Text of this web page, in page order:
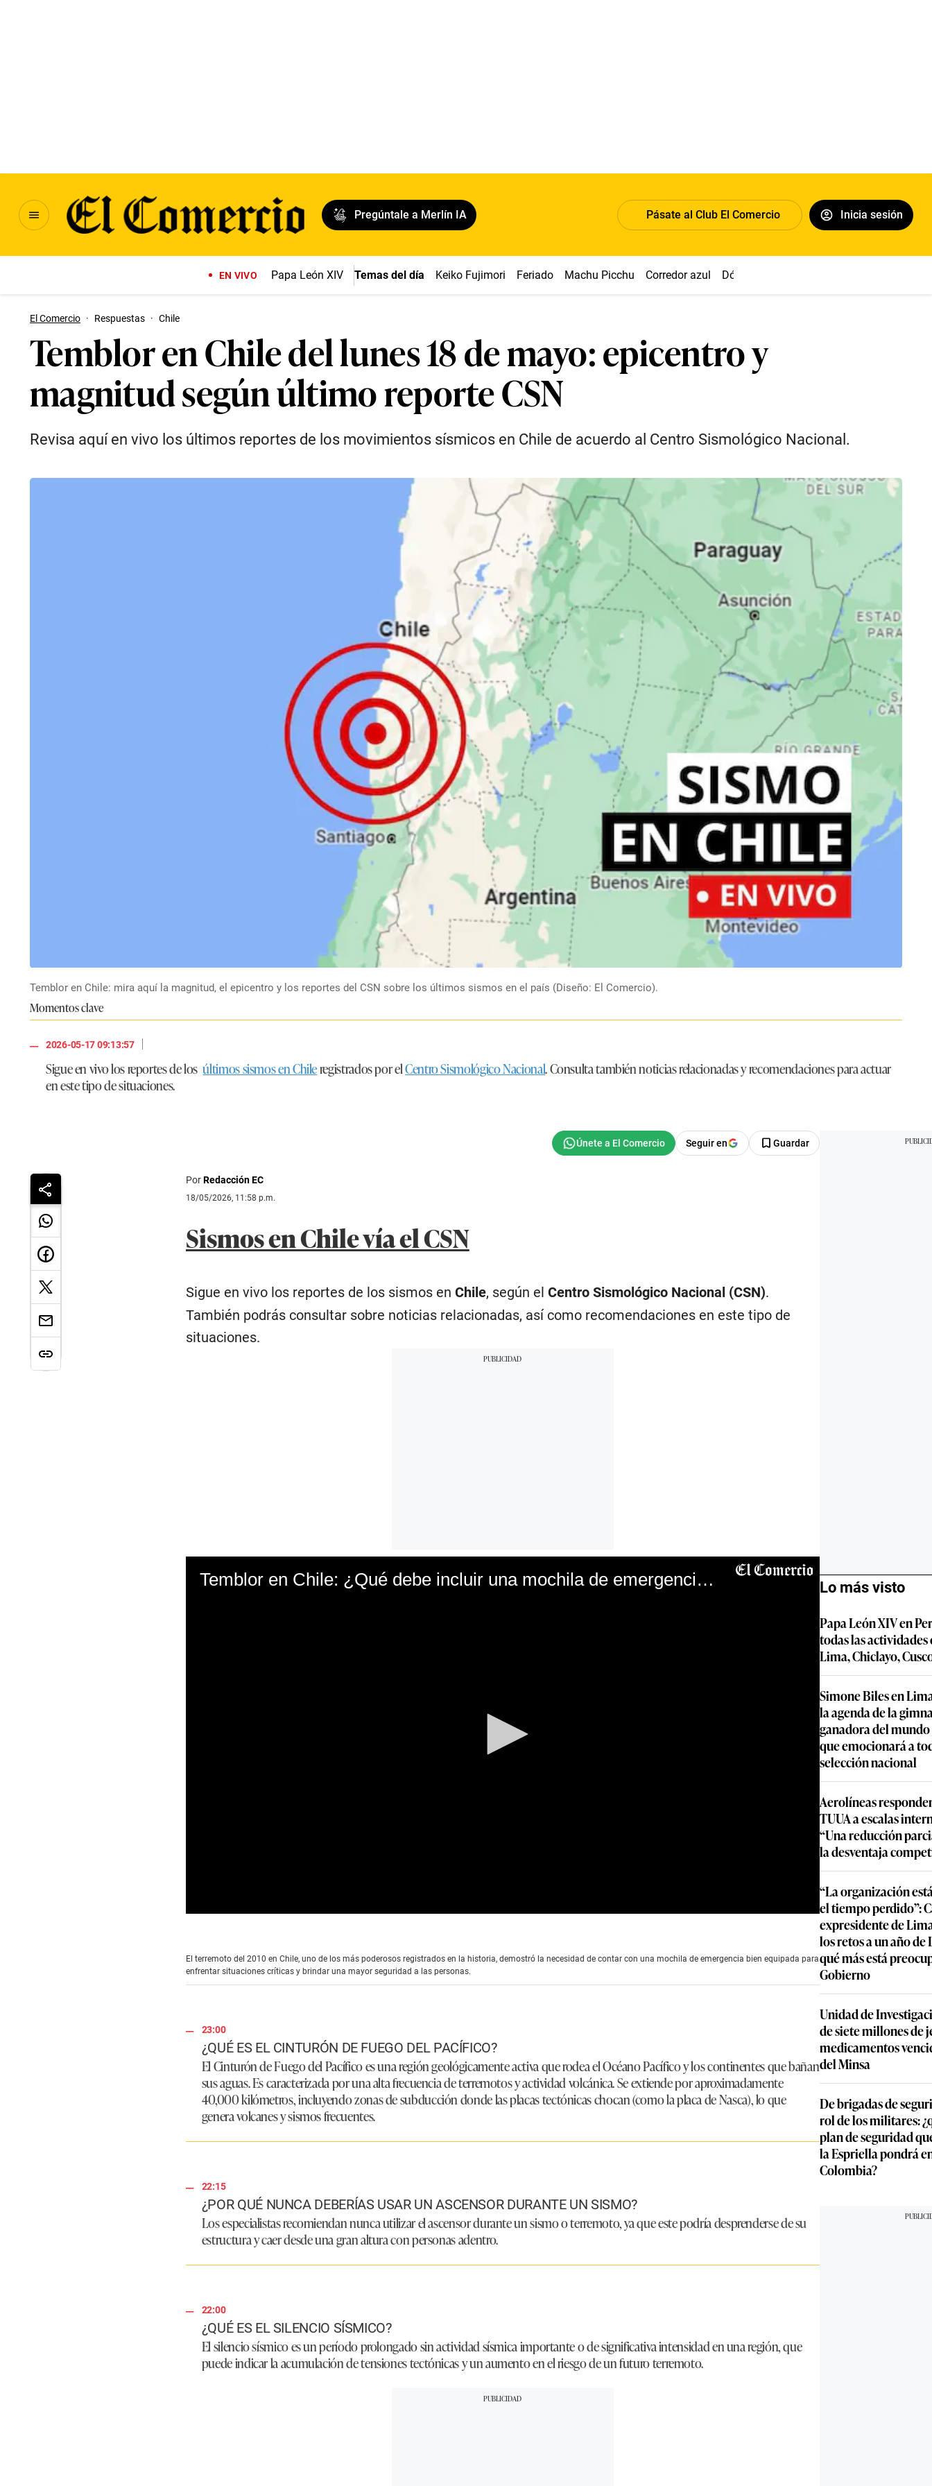
Pregúntale a Merlín IA Pásate al Club El Comercio Inicia sesión
EN VIVO Papa León XIV Temas del día Keiko Fujimori Feriado Machu Picchu Corredor azul Dólar
El Comercio · Respuestas · Chile
Temblor en Chile del lunes 18 de mayo: epicentro y
magnitud según último reporte CSN
Revisa aquí en vivo los últimos reportes de los movimientos sísmicos en Chile de acuerdo al Centro Sismológico Nacional.
Temblor en Chile: mira aquí la magnitud, el epicentro y los reportes del CSN sobre los últimos sismos en el país (Diseño: El Comercio).
Momentos clave
2026-05-17 09:13:57
|
Sigue en vivo los reportes de losúltimos sismos en Chileregistrados por elCentro Sismológico Nacional. Consulta también noticias relacionadas y recomendaciones para actuar
en este tipo de situaciones.
Seguir en Guardar
PorRedacción EC
18/05/2026, 11:58 p.m.
Sismos en Chile vía el CSN
Sigue en vivo los reportes de los sismos en Chile, según el Centro Sismológico Nacional (CSN).
También podrás consultar sobre noticias relacionadas, así como recomendaciones en este tipo de
situaciones.
Temblor en Chile: ¿Qué debe incluir una mochila de emergencia?
o
n
d
3
V
El terremoto del 2010 en Chile, uno de los más poderosos registrados en la historia, demostró la necesidad de contar con una mochila de emergencia bien equipada para
enfrentar situaciones críticas y brindar una mayor seguridad a las personas.
23:00
¿QUÉ ES EL CINTURÓN DE FUEGO DEL PACÍFICO?
El Cinturón de Fuego del Pacífico es una región geológicamente activa que rodea el Océano Pacífico y los continentes que bañan
sus aguas. Es caracterizada por una alta frecuencia de terremotos y actividad volcánica. Se extiende por aproximadamente
40,000 kilómetros, incluyendo zonas de subducción donde las placas tectónicas chocan (como la placa de Nasca), lo que
genera volcanes y sismos frecuentes.
22:15
¿POR QUÉ NUNCA DEBERÍAS USAR UN ASCENSOR DURANTE UN SISMO?
Los especialistas recomiendan nunca utilizar el ascensor durante un sismo o terremoto, ya que este podría desprenderse de su
estructura y caer desde una gran altura con personas adentro.
22:00
¿QUÉ ES EL SILENCIO SÍSMICO?
El silencio sísmico es un período prolongado sin actividad sísmica importante o de significativa intensidad en una región, que
puede indicar la acumulación de tensiones tectónicas y un aumento en el riesgo de un futuro terremoto.
Lo más visto
Papa León XIV en
todas las
Lima, Chiclayo,
Simone Biles en
la agenda de la
ganadora del
que emocionará a
selección nacional
Aerolíneas
TUUA a escalas
“Una reducción
la desventaja
“La organización
el tiempo perdido”:
expresidente de
los retos a un año de
qué más está
Gobierno
Unidad de
de siete millones de
medicamentos
del Minsa
De brigadas de
rol de los militares:
plan de seguridad
la Espriella pondrá
Colombia?